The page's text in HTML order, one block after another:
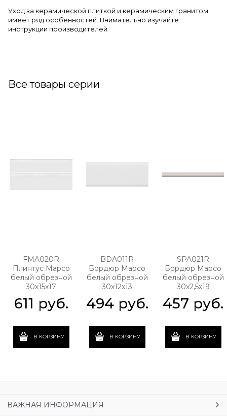
Уход за керамической плиткой и керамическим гранитом
имеет ряд особенностей. Внимательно изучайте
инструкции производителей.
Все товары серии
FMA020R
Плинтус Марсо
белый обрезной
30х15х17
611 руб.
В КОРЗИНУ
BDA011R
Бордюр Марсо
белый обрезной
30х12х13
494 руб.
В КОРЗИНУ
SPA021R
Бордюр Марсо
белый обрезной
30х2,5х19
457 руб.
В КОРЗИНУ
ВАЖНАЯ ИНФОРМАЦИЯ